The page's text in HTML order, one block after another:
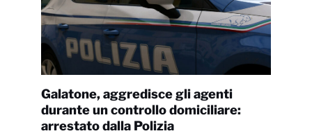
Galatone, aggredisce gli agenti
durante un controllo domiciliare:
arrestato dalla Polizia